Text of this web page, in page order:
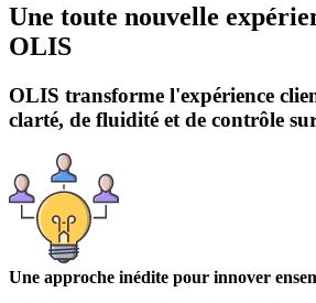
Une toute nouvelle
OLIS
OLIS transforme l'expérience
clarté, de fluidité et de contrôle
Une approche inédite pour innover